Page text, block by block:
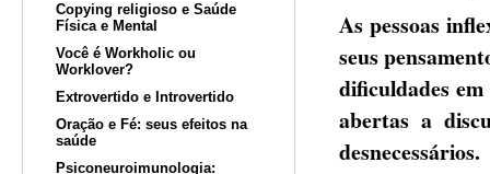
Copying religioso e Saúde
Física e Mental
Você é Workholic ou
Worklover?
Extrovertido e Introvertido
Oração e Fé: seus efeitos na
saúde
Psiconeuroimunologia:
As pessoas
seus
dificuldades
abertas a
desnecessários.